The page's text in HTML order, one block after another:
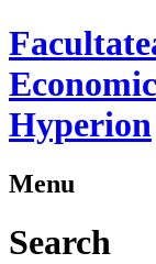
Hyperion
Menu
Search